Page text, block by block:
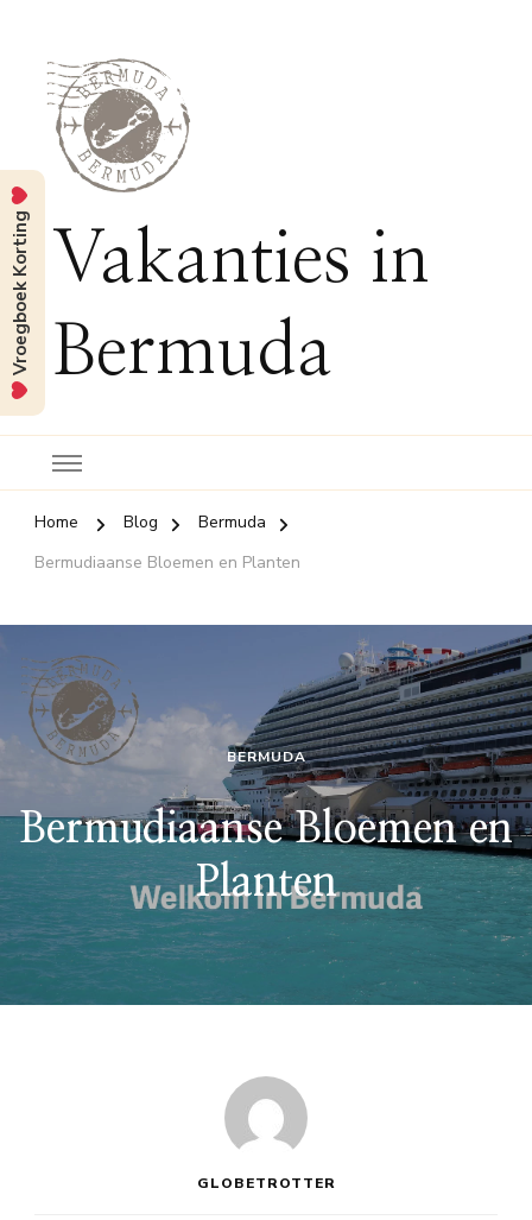
Vakanties in
Bermuda
Home Blog
Bermuda
Bermudiaanse Bloemen en Planten
BERMUDA
Bermudiaanse Bloemen en
Planten
GLOBETROTTER
Vroegboek Korting